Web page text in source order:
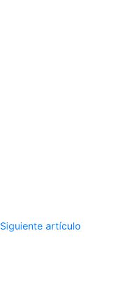
Siguiente artículo